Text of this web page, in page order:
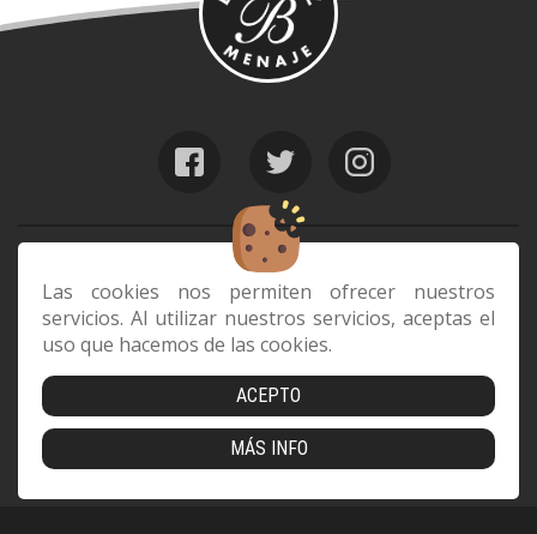
Las cookies nos permiten ofrecer nuestros
servicios. Al utilizar nuestros servicios, aceptas el
uso que hacemos de las cookies.
ACEPTO
MÁS INFO
web@benitezmenaje.com
C/ Barcelona 29, 35006 Las Palmas de
Gran Canaria
Envíos|Devoluciones|Cookies|Aviso Legal|Política de
Privacidad|Condiciones de compra